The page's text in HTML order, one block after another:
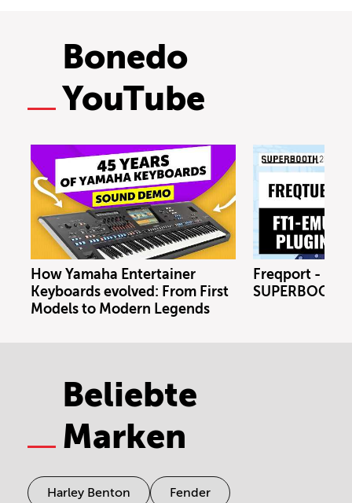
Bonedo
YouTube
How Yamaha Entertainer
Keyboards evolved: From First
Models to Modern Legends
Freqport -
Beliebte
Marken
Harley Benton Fender